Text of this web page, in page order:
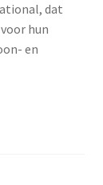
dat
hun
en